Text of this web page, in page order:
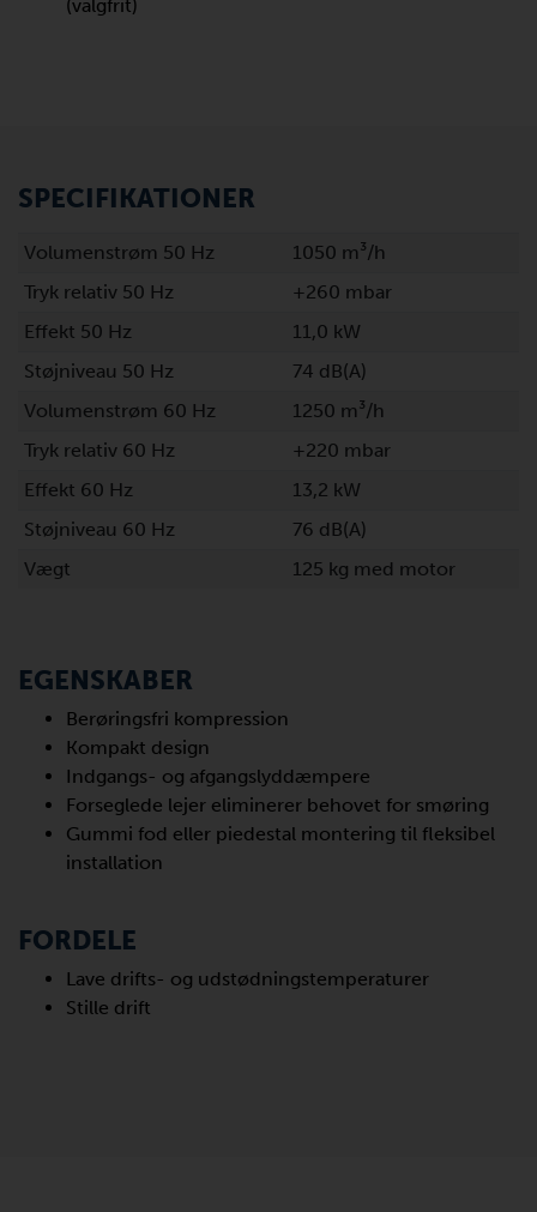
(valgfrit)
SPECIFIKATIONER
Volumenstrøm 50 Hz
1050 m³/h
Tryk relativ 50 Hz
+260 mbar
Effekt 50 Hz
11,0 kW
Støjniveau 50 Hz
74 dB(A)
Volumenstrøm 60 Hz
1250 m³/h
Tryk relativ 60 Hz
+220 mbar
Effekt 60 Hz
13,2 kW
Støjniveau 60 Hz
76 dB(A)
Vægt
125 kg med motor
EGENSKABER
Berøringsfri kompression
Kompakt design
Indgangs- og afgangslyddæmpere
Forseglede lejer eliminerer behovet for smøring
Gummi fod eller piedestal montering til fleksibel
installation
FORDELE
Lave drifts- og udstødningstemperaturer
Stille drift